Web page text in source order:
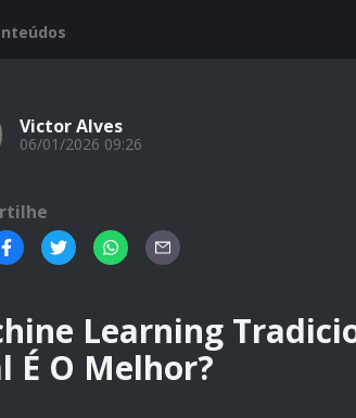
Victor Alves
06/01/2026 09:26
Learning
É O Melhor?